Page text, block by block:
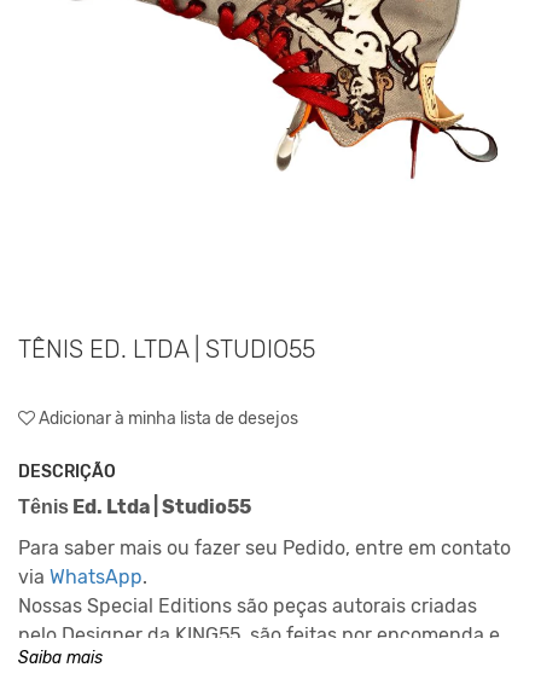
TÊNIS ED. LTDA | STUDIO55
Adicionar à minha lista de desejos
DESCRIÇÃO
Tênis Ed. Ltda | Studio55
Para saber mais ou fazer seu Pedido, entre em contato
via WhatsApp.
Nossas Special Editions são peças autorais criadas
pelo Designer da KING55, são feitas por encomenda e
podem levar até 10 dias para ficarem prontas
Saiba mais